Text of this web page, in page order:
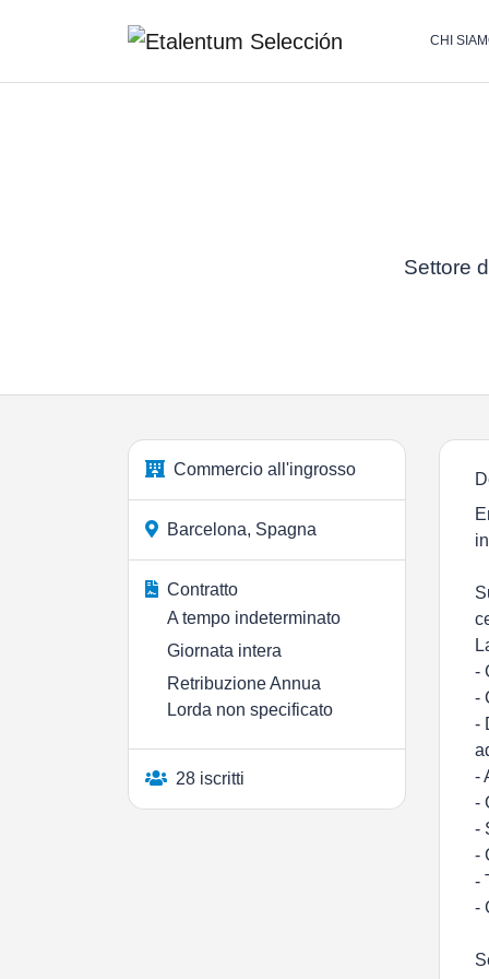
CHI
Settore
Commercio all'ingrosso
Barcelona, Spagna
Contratto
A tempo indeterminato
Giornata intera
Retribuzione Annua
Lorda non specificato
28 iscritti
-
-
-
-
-
-
-
-
-